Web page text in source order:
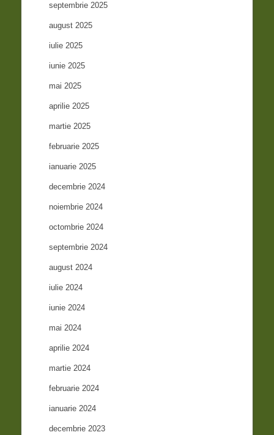
septembrie 2025
august 2025
iulie 2025
iunie 2025
mai 2025
aprilie 2025
martie 2025
februarie 2025
ianuarie 2025
decembrie 2024
noiembrie 2024
octombrie 2024
septembrie 2024
august 2024
iulie 2024
iunie 2024
mai 2024
aprilie 2024
martie 2024
februarie 2024
ianuarie 2024
decembrie 2023